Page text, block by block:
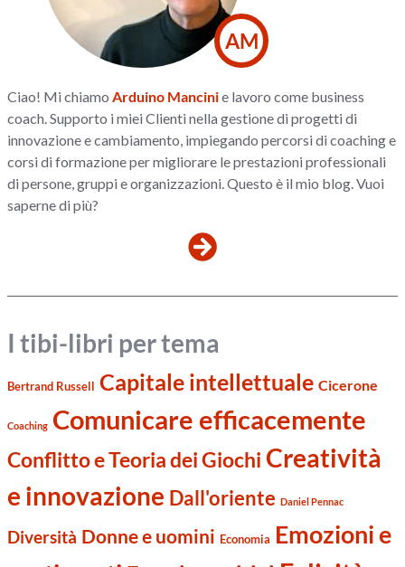
AM
Ciao! Mi chiamo Arduino Mancinie lavoro come business
coach. Supporto i miei Clienti nella gestione di progetti di
innovazione e cambiamento, impiegando percorsi di coaching e
corsi di formazione per migliorare le prestazioni professionali
di persone, gruppi e organizzazioni. Questo è il mio blog. Vuoi
saperne di più?
I tibi-libri per tema
Bertrand Russell Capitale intellettuale Cicerone
Coaching Comunicare efficacemente
Conflitto e Teoria dei Giochi Creatività
e innovazione Dall'oriente Daniel Pennac
Diversità Donne e uomini Economia Emozioni e